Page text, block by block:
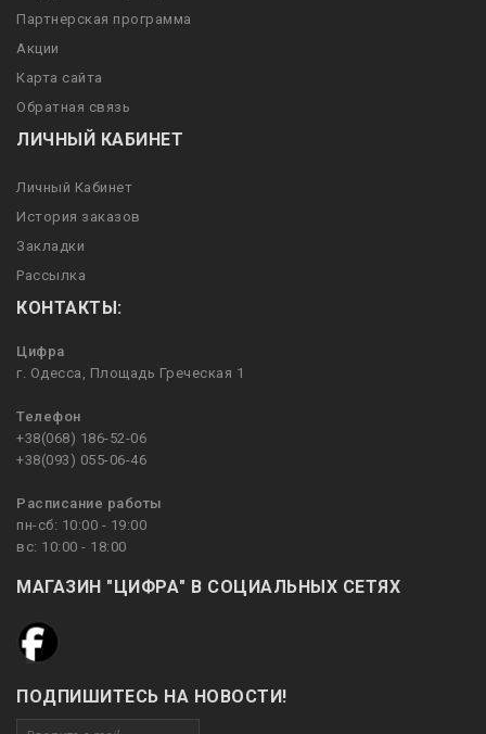
Партнерская программа
Акции
Карта сайта
Обратная связь
ЛИЧНЫЙ КАБИНЕТ
Личный Кабинет
История заказов
Закладки
Рассылка
КОНТАКТЫ:
Цифра
г. Одесса, Площадь Греческая 1
Телефон
+38(068) 186-52-06
+38(093) 055-06-46
Расписание работы
пн-сб: 10:00 - 19:00
вс: 10:00 - 18:00
МАГАЗИН "ЦИФРА" В СОЦИАЛЬНЫХ СЕТЯХ
ПОДПИШИТЕСЬ НА НОВОСТИ!